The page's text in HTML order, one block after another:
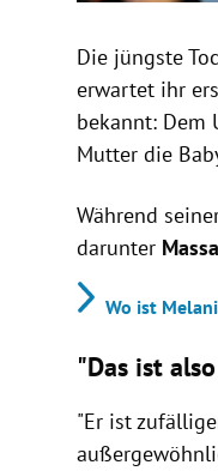
Die jüngste
erwartet ihr
bekannt: Dem
Mutter die
Während
darunter
Wo ist
"Das ist
"Er ist